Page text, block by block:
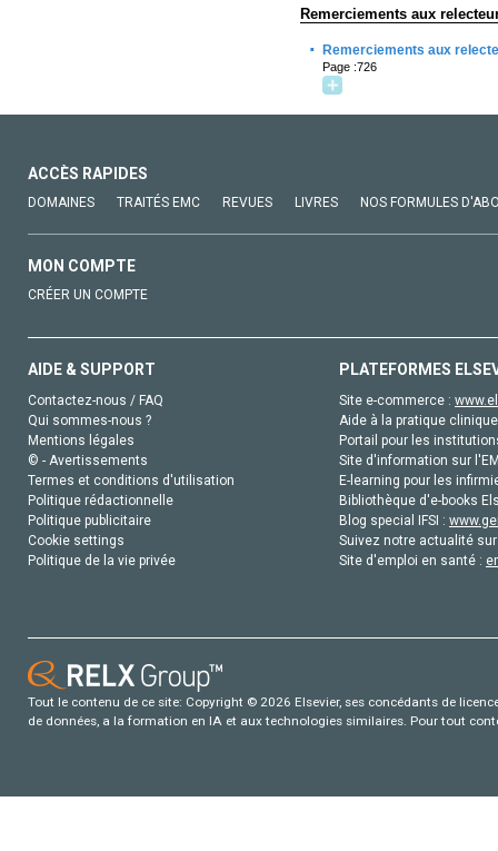
Remerciements aux
· Remerciements aux
Page :726
ACCÈS RAPIDES
DOMAINES TRAITÉS EMC REVUES LIVRES NOS FORMULES
MON COMPTE
CRÉER UN COMPTE
AIDE & SUPPORT
Contactez-nous / FAQ
Qui sommes-nous ?
Mentions légales
© - Avertissements
Termes et conditions d'utilisation
Politique rédactionnelle
Politique publicitaire
Cookie settings
Politique de la vie privée
PLATEFORMES
Site e-commerce :
Aide à la pratique
Portail pour les
Site d'information sur
E-learning pour les
Bibliothèque d'e-books
Blog special IFSI :
Suivez notre actualité
Site d'emploi en santé :
Tout le contenu de ce site: Copyright © 2026 Elsevier, ses concédants de
de données, a la formation en IA et aux technologies similaires. Pour tout